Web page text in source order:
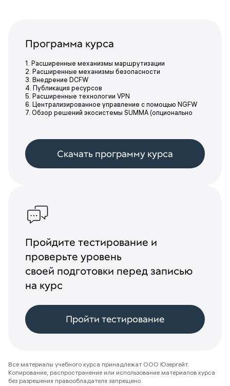
Программа курса
1. Расширенные механизмы маршрутизации
2. Расширенные механизмы безопасности
3. Внедрение DCFW
4. Публикация ресурсов
5. Расширенные технологии VPN
6. Централизированное управление с помощью NGFW
7. Обзор решений экосистемы SUMMA (опционально
Скачать программу курса
Пройдите тестирование и
проверьте уровень
своей подготовки перед записью
на курс
Пройти тестирование
Все материалы учебного курса принадлежат ООО Юзергейт.
Копирование, распространение или использование материалов курса
без разрешения правообладателя запрещено.